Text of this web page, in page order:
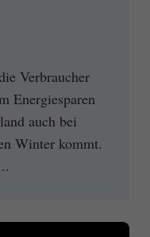
Verbraucher
Energiesparen
auch bei
Winter kommt.